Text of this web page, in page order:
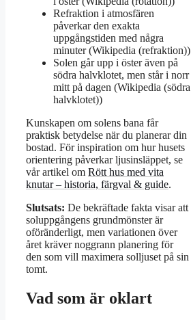
Refraktion i atmosfären
påverkar den exakta
uppgångstiden med några
minuter (Wikipedia (refraktion))
Solen går upp i öster även på
södra halvklotet, men står i norr
mitt på dagen (Wikipedia (södra
halvklotet))
Kunskapen om solens bana får
praktisk betydelse när du planerar din
bostad. För inspiration om hur husets
orientering påverkar ljusinsläppet, se
vår artikel om Rött hus med vita
knutar – historia, färgval & guide.
Slutsats: De bekräftade fakta visar att
soluppgångens grundmönster är
oföränderligt, men variationen över
året kräver noggrann planering för
den som vill maximera solljuset på sin
tomt.
Vad som är oklart